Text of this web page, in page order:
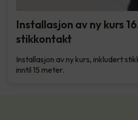
Installasjon av ny kurs
stikkontakt
Installasjon av ny kurs, inkludert
inntil 15 meter.